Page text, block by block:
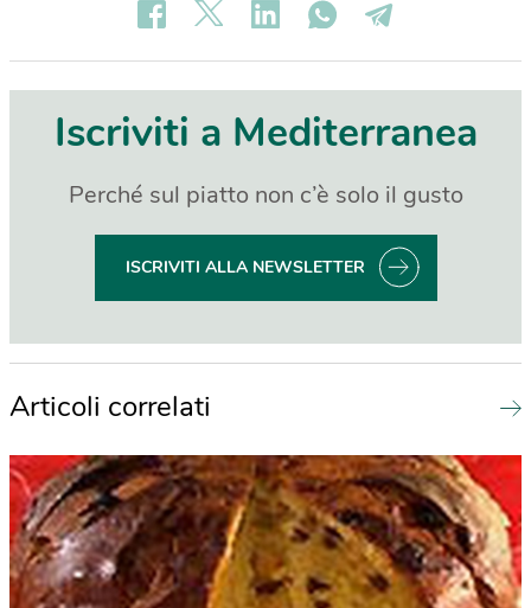
Iscriviti a Mediterranea
Perché sul piatto non c’è solo il gusto
ISCRIVITI ALLA NEWSLETTER
Articoli correlati